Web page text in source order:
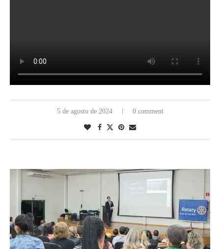
5 de agosto de 2024 0 comment